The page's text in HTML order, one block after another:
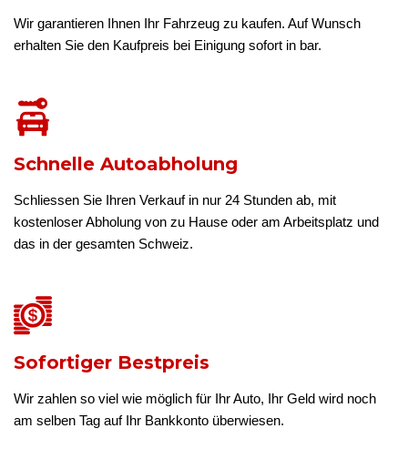
Wir garantieren Ihnen Ihr Fahrzeug zu kaufen. Auf Wunsch
erhalten Sie den Kaufpreis bei Einigung sofort in bar.
Schnelle Autoabholung
Schliessen Sie Ihren Verkauf in nur 24 Stunden ab, mit
kostenloser Abholung von zu Hause oder am Arbeitsplatz und
das in der gesamten Schweiz.
Sofortiger Bestpreis
Wir zahlen so viel wie möglich für Ihr Auto, Ihr Geld wird noch
am selben Tag auf Ihr Bankkonto überwiesen.